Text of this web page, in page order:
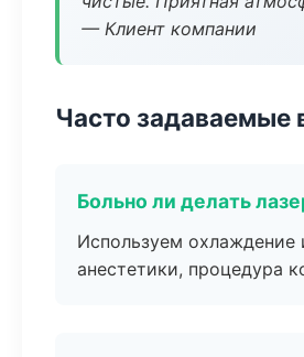
— Клиент компании
Часто задаваемые
Больно ли делать
Используем охлаждение
анестетики, процедура